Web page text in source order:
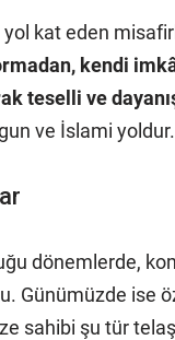
yol kat eden
kendi
teselli ve
ve İslami yoldur.
dönemlerde,
Günümüzde ise
sahibi şu tür